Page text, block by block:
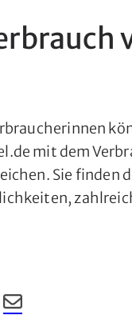
mit dem
Sie finden
LinkedIn teilen
auf Xing teilen
Beitrag per Email